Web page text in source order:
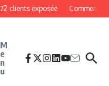
clients exposée Comment
M
e
n
u